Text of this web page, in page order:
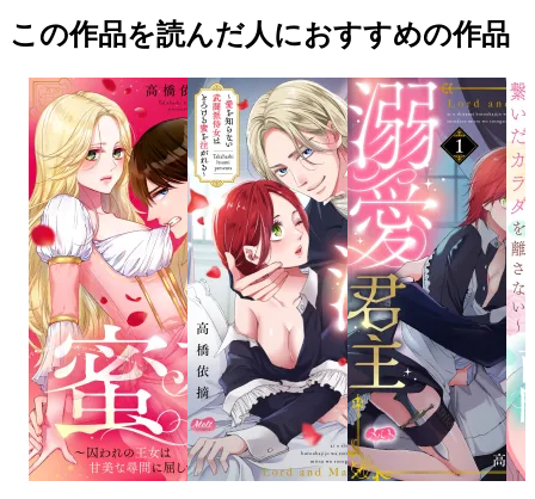
この作品を読んだ人におすすめの作品